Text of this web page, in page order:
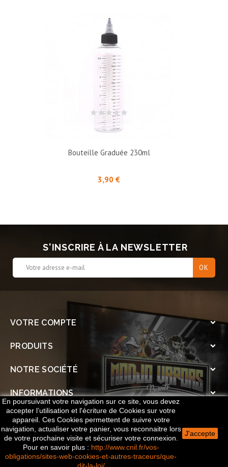
Bouteille Graduée 230ml
3,90 €
S'INSCRIRE À LA NEWSLETTER
VOTRE COMPTE 
PRODUITS 
NOTRE SOCIÉTÉ 
INFORMATIONS 
SOCIAL
En poursuivant votre navigation sur ce site, vous devez
accepter l’utilisation et l'écriture de Cookies sur votre
appareil. Ces Cookies permettent de suivre votre
navigation, actualiser votre panier, vous reconnaitre lors
de votre prochaine visite et sécuriser votre connexion.
Pour en savoir plus : http://www.cnil.fr/vos-
obligations/sites-web-cookies-et-autres-traceurs/que-
J'accepte
© 2026 Le Cercle des Vapoteurs - Réalisé par